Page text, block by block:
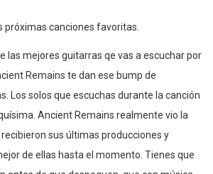
próximas canciones favoritas.
las mejores guitarras qe vas a escuchar por
Remains te dan ese bump de
Los solos que escuchas durante la canción
Ancient Remains realmente vio la
sus últimas producciones y
de ellas hasta el momento. Tienes que